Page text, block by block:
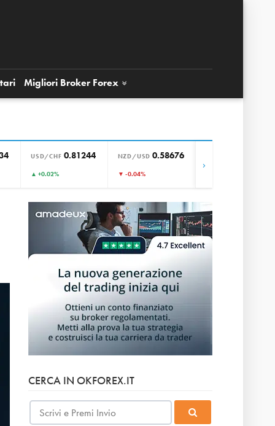
Migliori Broker Forex
USD/CHF 0.81244
▲ +0.02%
NZD/USD 0.58676
▼ -0.04%
›
CERCA IN OKFOREX.IT